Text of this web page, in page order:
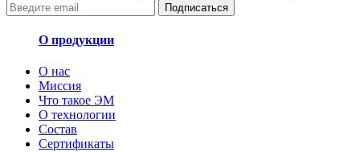
Подписаться
О продукции
О нас
Миссия
Что такое ЭМ
О технологии
Состав
Сертификаты